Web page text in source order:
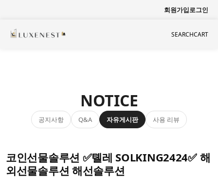
회원가입로그인
SEARCHCART
NOTICE
공지사항 Q&A 자유게시판 사용 리뷰
코인선물솔루션 ✅톌레 SOLKING2424✅ 해
외선물솔루션 해선솔루션